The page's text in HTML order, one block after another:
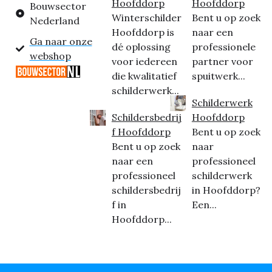
Bouwsector
Nederland
Ga naar onze
webshop
Hoofddorp
Winterschilder
Hoofddorp is
dé oplossing
voor iedereen
die kwalitatief
schilderwerk...
Schildersbedrij
f Hoofddorp
Bent u op zoek
naar een
professioneel
schildersbedrij
f in
Hoofddorp...
Hoofddorp
Bent u op zoek
naar een
professionele
partner voor
spuitwerk...
Schilderwerk
Hoofddorp
Bent u op zoek
naar
professioneel
schilderwerk
in Hoofddorp?
Een...